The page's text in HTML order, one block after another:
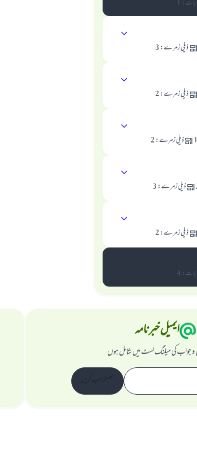
:
1
ذیلی زمرے:
3
ذیلی زمرے:
2
ذیلی زمرے:
2
ذیلی زمرے:
3
ذیلی زمرے:
2
:
4
ایمیل خبرنامہ
و جواب کی میلنگ لسٹ میں شامل ہوں
نیکی کی رہنمائی کرنے والے کو بھی نیکی کرنے والے کے برابر اجر ملتا ہے۔